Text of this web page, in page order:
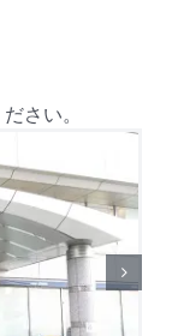
さい。